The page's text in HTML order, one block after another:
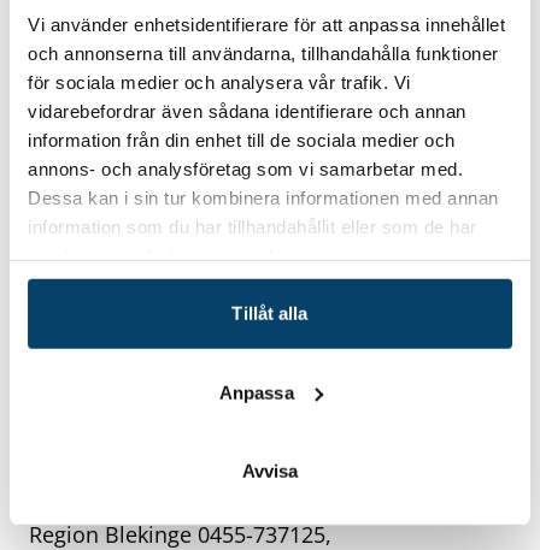
Vi använder enhetsidentifierare för att anpassa innehållet
och annonserna till användarna, tillhandahålla funktioner
för sociala medier och analysera vår trafik. Vi
vidarebefordrar även sådana identifierare och annan
information från din enhet till de sociala medier och
annons- och analysföretag som vi samarbetar med.
Dessa kan i sin tur kombinera informationen med annan
information som du har tillhandahållit eller som de har
Tillåt alla
Anpassa
Avvisa
att ställa ut den prototyp som tas fram under
testperioden.
Lansering 25 mars
SPOK Blekinge lanseras på ett digitalt event
den 25 mars där man får veta mer om
konceptet och vilka möjligheter det kan ge.
sig till testpanel och lanseringsevent på
regionblekinge.se/spok.
Kontaktpersoner för mer information
Görel Abramsson, Kulturstrateg, Region
gorel.abramsson@regionblekinge.se
Region Blekinge 0455-737125,